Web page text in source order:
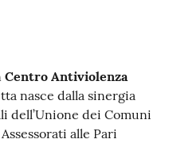
Centro Antiviolenza
nasce dalla sinergia
dell’Unione dei Comuni
alle Pari